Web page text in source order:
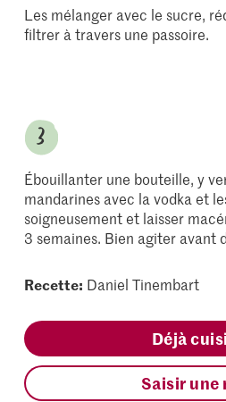
Les mélanger avec le sucre,
filtrer à travers une passoire.
Ébouillanter une bouteille, y
mandarines avec la vodka et
soigneusement et laisser
3 semaines. Bien agiter avant
Recette: Daniel Tinembart
Déjà
Saisir une